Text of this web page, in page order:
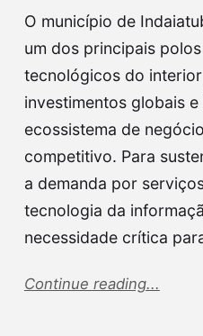
O município de
um dos principais
tecnológicos do
investimentos globais
ecossistema de
competitivo. Para
a demanda por
tecnologia da
necessidade crítica
Continue reading...